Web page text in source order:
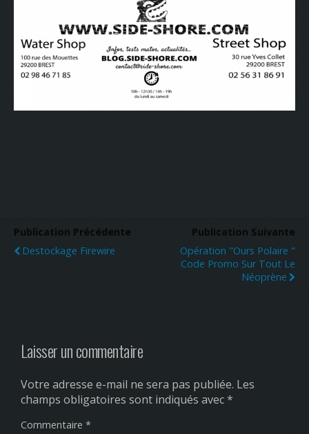
Publication Précédente
Destockage Firewire
Publication Suivante
Opération "Ours Polaire "
Code Promo Sur Tout Le
Néoprène
Laisser un commentaire
Votre adresse e-mail ne sera pas publiée. Les
champs obligatoires sont indiqués avec*
Commentaire *